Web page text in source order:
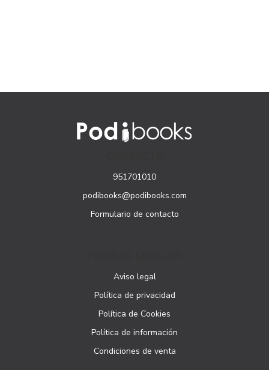
951701010
podibooks@podibooks.com
Formulario de contacto
Aviso legal
Política de privacidad
Política de Cookies
Política de información
Condiciones de venta